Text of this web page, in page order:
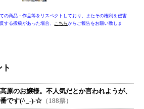
の商品・作品等をリスペクトしており、またその権利を侵害
する投稿があった場合、 こちらからご報告をお願い致しま
原のお嬢様。不人気だとか言われようが、
です(^_-)-☆ （188票）